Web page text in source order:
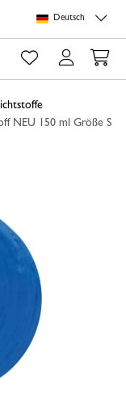
Deutsch
0
NEU 150 ml Größe S